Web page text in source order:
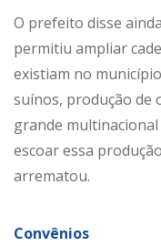
O prefeito disse
permitiu ampliar
existiam no
suínos, produção de
grande
escoar essa
arrematou.
Convênios